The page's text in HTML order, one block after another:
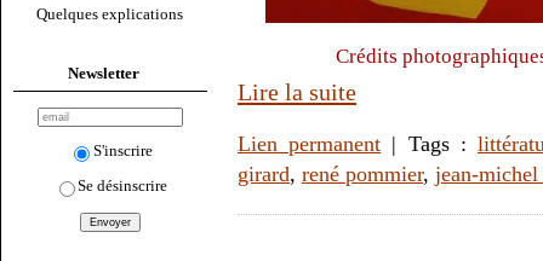
Quelques explications
Newsletter
S'inscrire
Se désinscrire
Crédits
Lire la suite
Lien permanent | Tags :
girard, rené pommier, jean-